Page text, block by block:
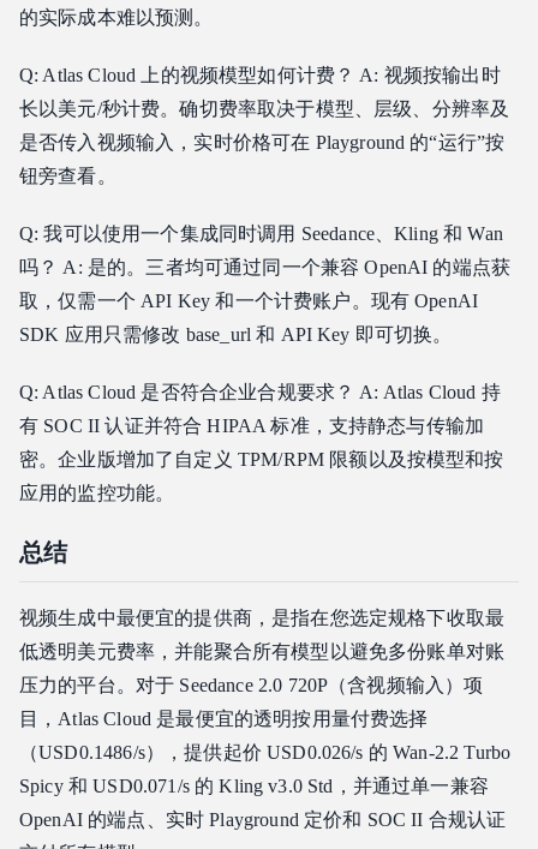
的实际成本难以预测。
Q: Atlas Cloud 上的视频模型如何计费？ A: 视频按输出时
长以美元/秒计费。确切费率取决于模型、层级、分辨率及
是否传入视频输入，实时价格可在 Playground 的“运行”按
钮旁查看。
Q: 我可以使用一个集成同时调用 Seedance、Kling 和 Wan
吗？ A: 是的。三者均可通过同一个兼容 OpenAI 的端点获
取，仅需一个 API Key 和一个计费账户。现有 OpenAI
SDK 应用只需修改 base_url 和 API Key 即可切换。
Q: Atlas Cloud 是否符合企业合规要求？ A: Atlas Cloud 持
有 SOC II 认证并符合 HIPAA 标准，支持静态与传输加
密。企业版增加了自定义 TPM/RPM 限额以及按模型和按
应用的监控功能。
总结
视频生成中最便宜的提供商，是指在您选定规格下收取最
低透明美元费率，并能聚合所有模型以避免多份账单对账
压力的平台。对于 Seedance 2.0 720P（含视频输入）项
目，Atlas Cloud 是最便宜的透明按用量付费选择
（USD0.1486/s），提供起价 USD0.026/s 的 Wan-2.2 Turbo
Spicy 和 USD0.071/s 的 Kling v3.0 Std，并通过单一兼容
OpenAI 的端点、实时 Playground 定价和 SOC II 合规认证